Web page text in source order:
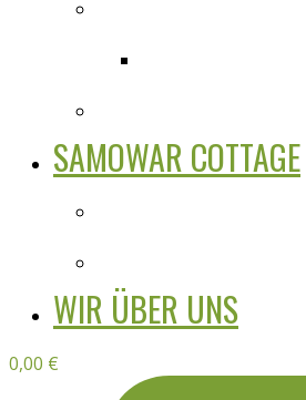
SAMOWAR COTTAGE
WIR ÜBER UNS
0,00 €